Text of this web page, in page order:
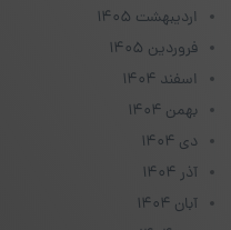
اردیبهشت ۱۴۰۵
فروردین ۱۴۰۵
اسفند ۱۴۰۴
بهمن ۱۴۰۴
دی ۱۴۰۴
آذر ۱۴۰۴
آبان ۱۴۰۴